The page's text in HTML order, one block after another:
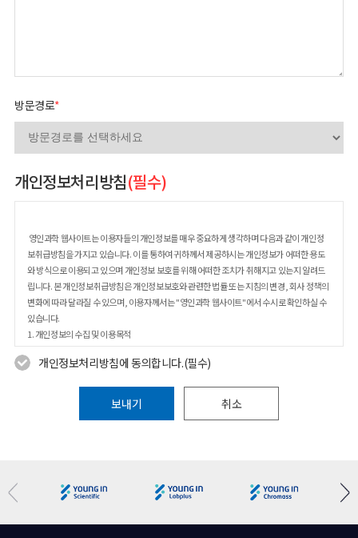
방문경로*
개인정보처리방침(필수)
영인과학 웹사이트는 이용자들의 개인정보를 매우 중요하게 생각하며 다음과 같이 개인정
보취급방침을 가지고 있습니다. 이를 통하여 귀하께서 제공하시는 개인정보가 어떠한 용도
와 방식으로 이용되고 있으며 개인정보 보호를 위해 어떠한 조치가 취해지고 있는지 알려드
립니다. 본 개인정보취급방침은 개인정보보호와 관련한 법률 또는 지침의 변경, 회사 정책의
변화에 따라 달라질 수 있으며, 이용자께서는 "영인과학 웹사이트"에서 수시로 확인하실 수
있습니다.
1. 개인정보의 수집 및 이용목적
2. 개인정보수집에 대한 동의
3. 개인정보의 수집항목 및 수집방법
5. 개인정보 취급 위탁사항
6. 개인정보의 열람, 정정, 동의철회(회원탈퇴) 방법
11. 의견수렴 및 불만처리
13. 개인정보 관리책임자 등
개인정보처리방침에 동의합니다.(필수)
보내기 취소